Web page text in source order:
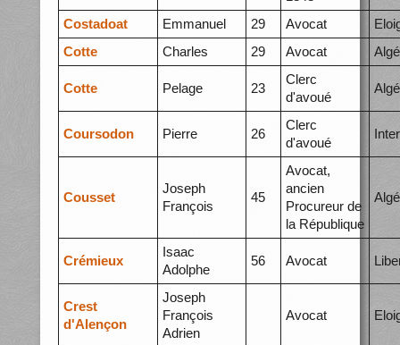
Costadoat Emmanuel 29 Avocat
Cotte
Charles 29 Avocat
Cotte Pelage 23
Clerc
d'avoué
Coursodon Pierre 26
Clerc
d'avoué
Cousset
Joseph
François
45
Avocat,
ancien
Procureur de
la République
Crémieux
Isaac
Adolphe
56 Avocat
Crest
d'Alençon
Joseph
François
Adrien
Avocat